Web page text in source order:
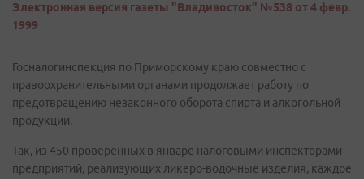
Электронная версия газеты "Владивосток" №538 от 4 февр.
1999
Госналогинспекция по Приморскому краю совместно с
правоохранительными органами продолжает работу по
предотвращению незаконного оборота спирта и алкогольной
продукции.
Так, из 450 проверенных в январе налоговыми инспекторами
предприятий, реализующих ликеро-водочные изделия, каждое